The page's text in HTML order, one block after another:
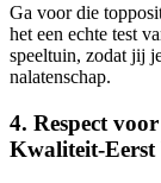
Ga voor die
het een echte test
speeltuin, zodat jij
nalatenschap.
4. Respect
Kwaliteit-Eerst